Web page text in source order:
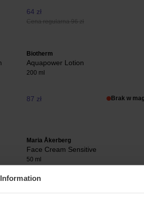
Information
64 zł
Cena regularna 96 zł
Biotherm
Aquapower Lotion
200 ml
87 zł Brak w
Maria Åkerberg
Face Cream Sensitive
50 ml
116 zł